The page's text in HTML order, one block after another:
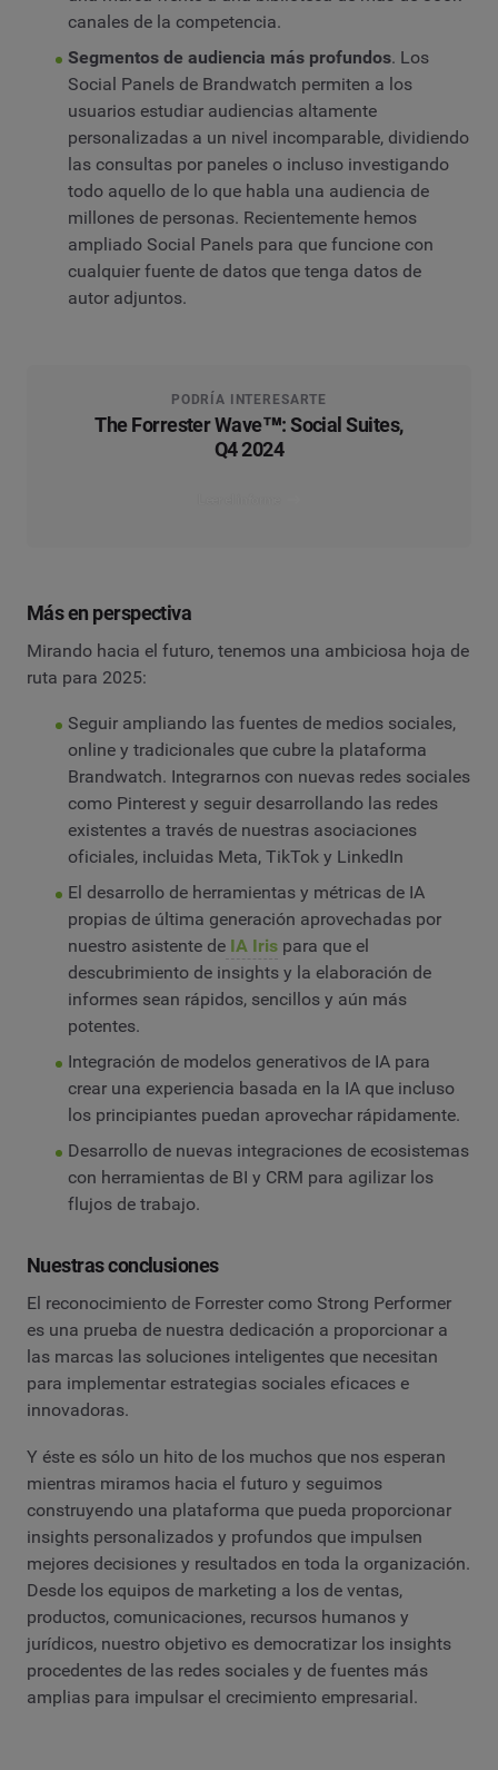
canales de la competencia.
Segmentos de audiencia más profundos. Los
Social Panels de Brandwatch permiten a los
usuarios estudiar audiencias altamente
personalizadas a un nivel incomparable, dividiendo
las consultas por paneles o incluso investigando
todo aquello de lo que habla una audiencia de
millones de personas. Recientemente hemos
ampliado Social Panels para que funcione con
cualquier fuente de datos que tenga datos de
autor adjuntos.
PODRÍA INTERESARTE
The Forrester Wave™: Social Suites,
Q4 2024
Más en perspectiva
Mirando hacia el futuro, tenemos una ambiciosa hoja de
ruta para 2025:
Seguir ampliando las fuentes de medios sociales,
online y tradicionales que cubre la plataforma
Brandwatch. Integrarnos con nuevas redes sociales
como Pinterest y seguir desarrollando las redes
existentes a través de nuestras asociaciones
oficiales, incluidas Meta, TikTok y LinkedIn
El desarrollo de herramientas y métricas de IA
propias de última generación aprovechadas por
nuestro asistente deIA Irispara que el
descubrimiento de insights y la elaboración de
informes sean rápidos, sencillos y aún más
potentes.
Integración de modelos generativos de IA para
crear una experiencia basada en la IA que incluso
los principiantes puedan aprovechar rápidamente.
Desarrollo de nuevas integraciones de ecosistemas
con herramientas de BI y CRM para agilizar los
flujos de trabajo.
Nuestras conclusiones
El reconocimiento de Forrester como Strong Performer
es una prueba de nuestra dedicación a proporcionar a
las marcas las soluciones inteligentes que necesitan
para implementar estrategias sociales eficaces e
innovadoras.
Y éste es sólo un hito de los muchos que nos esperan
mientras miramos hacia el futuro y seguimos
construyendo una plataforma que pueda proporcionar
insights personalizados y profundos que impulsen
mejores decisiones y resultados en toda la organización.
Desde los equipos de marketing a los de ventas,
productos, comunicaciones, recursos humanos y
jurídicos, nuestro objetivo es democratizar los insights
procedentes de las redes sociales y de fuentes más
amplias para impulsar el crecimiento empresarial.